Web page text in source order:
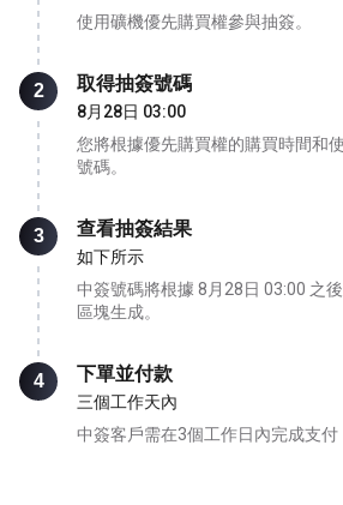
使用礦機優先購買權參與抽簽。
2 取得抽簽號碼
8月28日 03:00
您將根據優先購買權的購買時間和
號碼。
3 查看抽簽結果
如下所示
中簽號碼將根據 8月28日 03:00 之
區塊生成。
4 下單並付款
三個工作天內
中簽客戶需在3個工作日內完成支付